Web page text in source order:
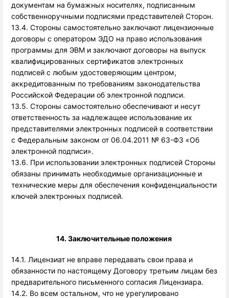
документам на бумажных носителях, подписанным
собственноручными подписями представителей Сторон.
13.4. Стороны самостоятельно заключают лицензионные
договоры с оператором ЭДО на право использования
программы для ЭВМ и заключают договоры на выпуск
квалифицированных сертификатов электронных
подписей с любым удостоверяющим центром,
аккредитованным по требованиям законодательства
Российской Федерации об электронной подписи.
13.5. Стороны самостоятельно обеспечивают и несут
ответственность за надлежащее использование их
представителями электронных подписей в соответствии
с Федеральным законом от 06.04.2011 № 63-ФЗ «Об
электронной подписи».
13.6. При использовании электронных подписей Стороны
обязаны принимать необходимые организационные и
технические меры для обеспечения конфиденциальности
ключей электронных подписей.
14. Заключительные положения
14.1. Лицензиат не вправе передавать свои права и
обязанности по настоящему Договору третьим лицам без
предварительного письменного согласия Лицензиара.
14.2. Во всем остальном, что не урегулировано